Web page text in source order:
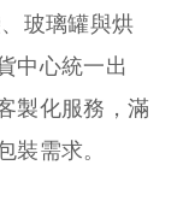
玻璃罐與烘
中心統一出
製化服務，滿
裝需求。